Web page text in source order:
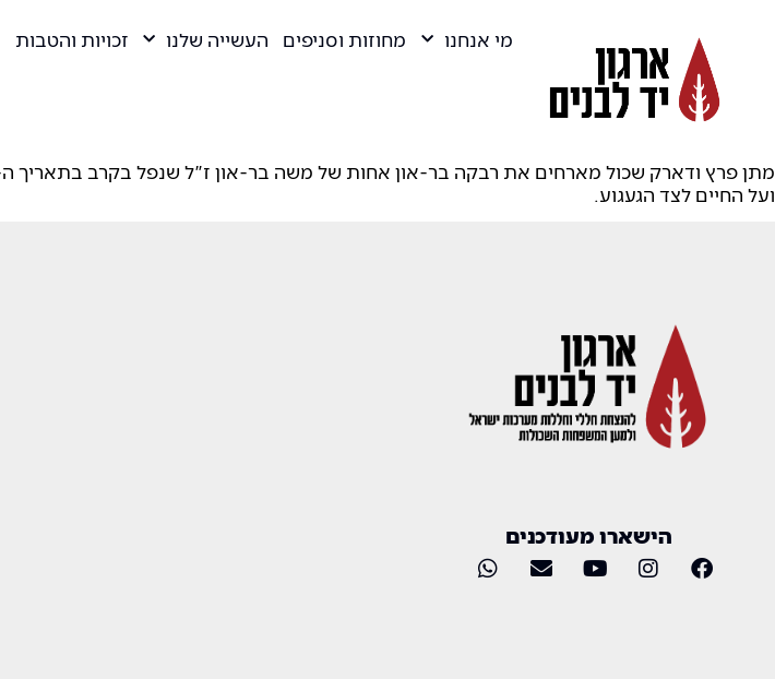
מי אנחנו מחוזות וסניפים העשייה שלנו זכויות והטבות
ועל החיים לצד הגעגוע.
הישארו מעודכנים